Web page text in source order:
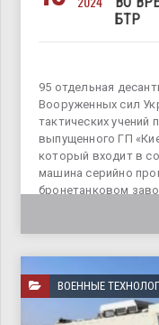
БТР
95 отдельная
Вооруженных сил
тактических
выпущенного ГП
который входит в
машина серийно
бронетанковом
ВОЕННЫЕ